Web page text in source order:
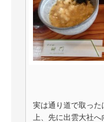
実は通り道で取っ
上、先に出雲大社